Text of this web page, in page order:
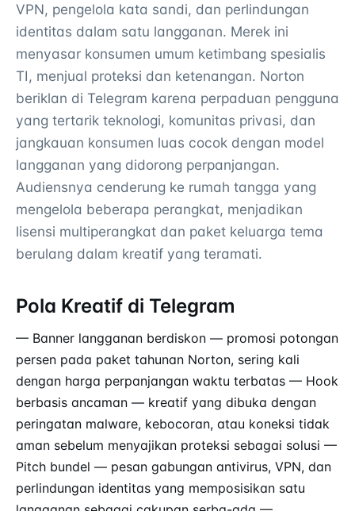
VPN, pengelola kata sandi, dan perlindungan
identitas dalam satu langganan. Merek ini
menyasar konsumen umum ketimbang spesialis
TI, menjual proteksi dan ketenangan. Norton
beriklan di Telegram karena perpaduan pengguna
yang tertarik teknologi, komunitas privasi, dan
jangkauan konsumen luas cocok dengan model
langganan yang didorong perpanjangan.
Audiensnya cenderung ke rumah tangga yang
mengelola beberapa perangkat, menjadikan
lisensi multiperangkat dan paket keluarga tema
berulang dalam kreatif yang teramati.
Pola Kreatif di Telegram
— Banner langganan berdiskon — promosi potongan
persen pada paket tahunan Norton, sering kali
dengan harga perpanjangan waktu terbatas — Hook
berbasis ancaman — kreatif yang dibuka dengan
peringatan malware, kebocoran, atau koneksi tidak
aman sebelum menyajikan proteksi sebagai solusi —
Pitch bundel — pesan gabungan antivirus, VPN, dan
perlindungan identitas yang memposisikan satu